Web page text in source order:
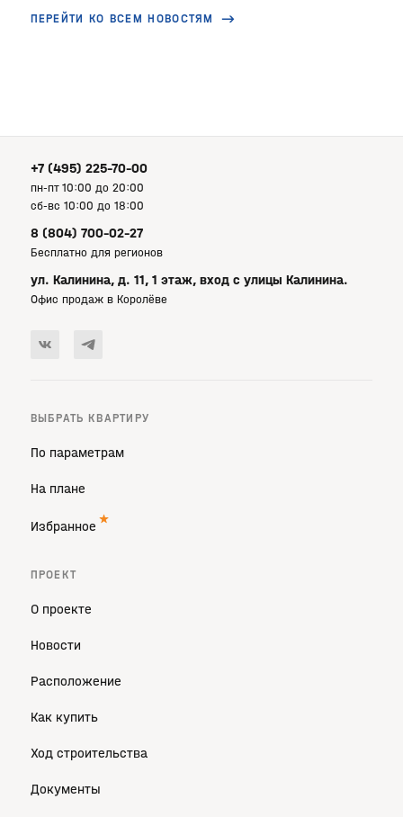
ПЕРЕЙТИ КО ВСЕМ НОВОСТЯМ
+7 (495) 225-70-00
пн-пт 10:00 до 20:00
сб-вс 10:00 до 18:00
8 (804) 700-02-27
Бесплатно для регионов
ул. Калинина, д. 11, 1 этаж, вход с улицы Калинина.
Офис продаж в Королёве
ПРОЕКТ
О проекте
Новости
Расположение
Как купить
Ход строительства
Документы
ВЫБРАТЬ КВАРТИРУ
По параметрам
На плане
Избранное